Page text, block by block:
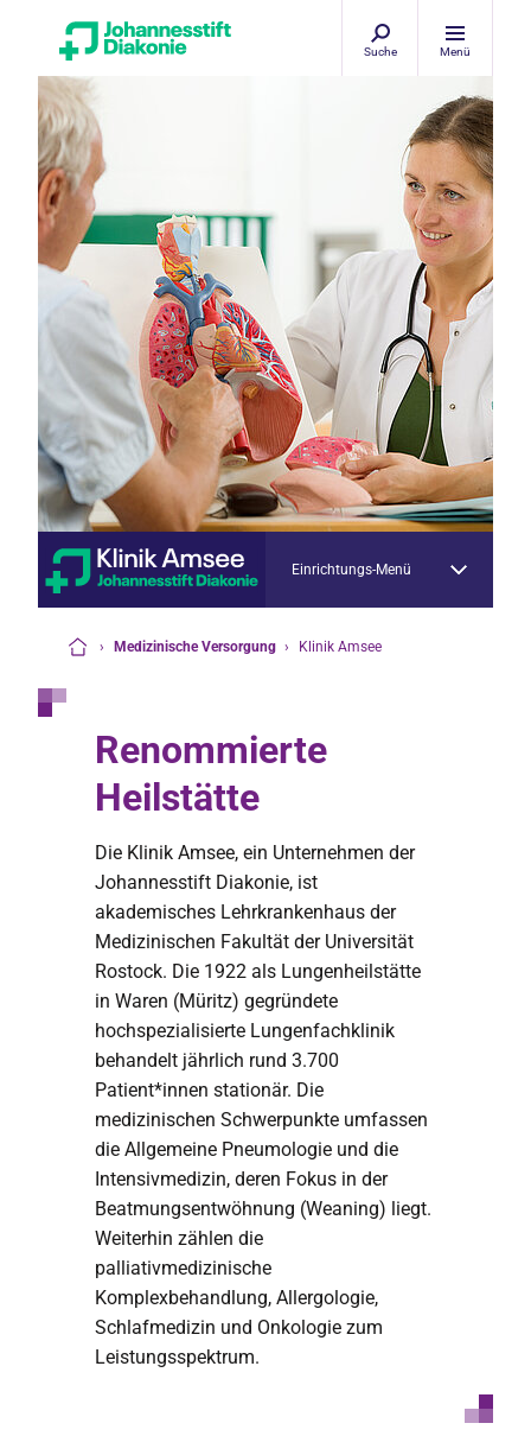
Suche Menü
Einrichtungs-Menü
› Medizinische Versorgung › Klinik Amsee
Renommierte
Heilstätte
Die Klinik Amsee, ein Unternehmen der
Johannesstift Diakonie, ist
akademisches Lehrkrankenhaus der
Medizinischen Fakultät der Universität
Rostock. Die 1922 als Lungenheilstätte
in Waren (Müritz) gegründete
hochspezialisierte Lungenfachklinik
behandelt jährlich rund 3.700
Patient*innen stationär. Die
medizinischen Schwerpunkte umfassen
die Allgemeine Pneumologie und die
Intensivmedizin, deren Fokus in der
Beatmungsentwöhnung (Weaning) liegt.
Weiterhin zählen die
palliativmedizinische
Komplexbehandlung, Allergologie,
Schlafmedizin und Onkologie zum
Leistungsspektrum.